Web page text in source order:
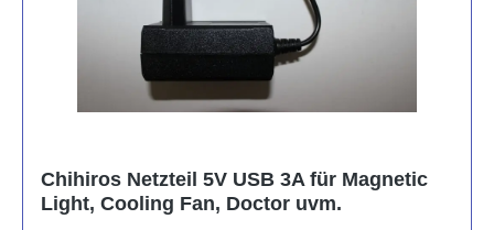
Chihiros Netzteil 5V USB 3A für Magnetic
Light, Cooling Fan, Doctor uvm.